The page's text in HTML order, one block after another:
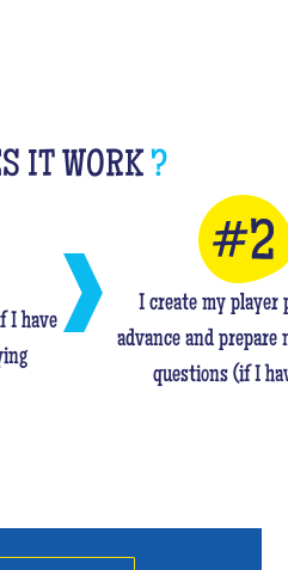
IT WORK ?
I have
I create my player
advance and prepare
questions (if I